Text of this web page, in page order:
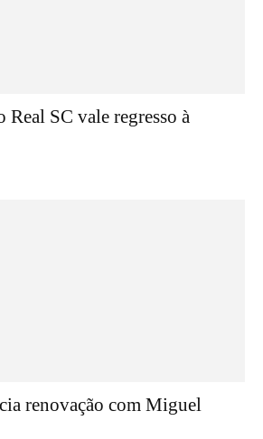
SC vale regresso à
renovação com Miguel